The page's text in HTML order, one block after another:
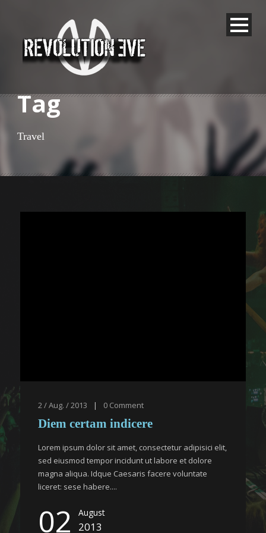
Tag
Travel
2 / Aug. / 2013 | 0 Comment
Diem certam indicere
Lorem ipsum dolor sit amet, consectetur adipisici elit,
sed eiusmod tempor incidunt ut labore et dolore
magna aliqua. Idque Caesaris facere voluntate
liceret: sese habere....
02 August
2013